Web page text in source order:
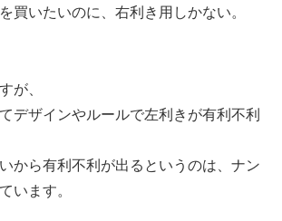
買いたいのに、右利き用しかない。
が、
デザインやルールで左利きが有利不利
から有利不利が出るというのは、ナン
います。